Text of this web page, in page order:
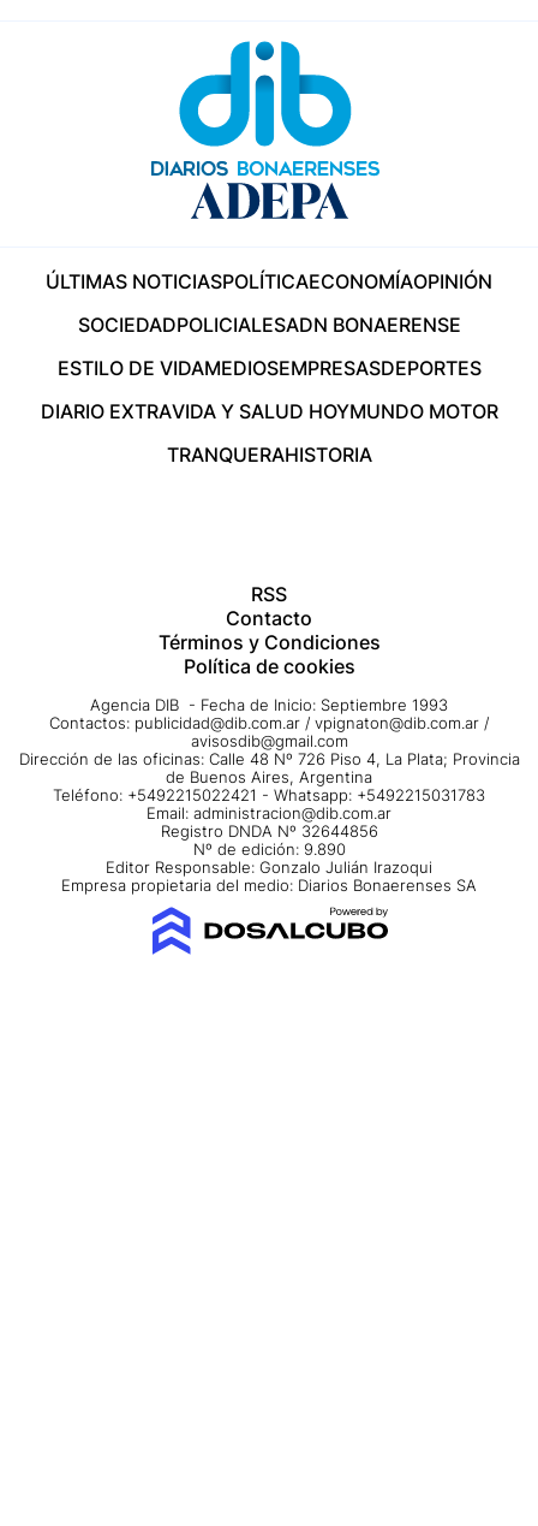
ÚLTIMAS NOTICIASPOLÍTICAECONOMÍAOPINIÓN
SOCIEDADPOLICIALESADN BONAERENSE
ESTILO DE VIDAMEDIOSEMPRESASDEPORTES
DIARIO EXTRAVIDA Y SALUD HOYMUNDO MOTOR
TRANQUERAHISTORIA
RSS
Contacto
Términos y Condiciones
Política de cookies
Agencia DIB - Fecha de Inicio: Septiembre 1993
Contactos: publicidad@dib.com.ar / vpignaton@dib.com.ar /
avisosdib@gmail.com
Dirección de las oficinas: Calle 48 Nº 726 Piso 4, La Plata; Provincia
de Buenos Aires, Argentina
Teléfono: +5492215022421 - Whatsapp: +5492215031783
Email: administracion@dib.com.ar
Registro DNDA Nº 32644856
Nº de edición: 9.890
Editor Responsable: Gonzalo Julián Irazoqui
Empresa propietaria del medio: Diarios Bonaerenses SA